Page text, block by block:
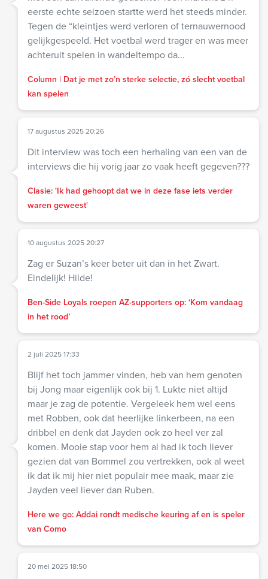
eerste echte seizoen startte werd het steeds minder.
Tegen de “kleintjes werd verloren of ternauwernood
gelijkgespeeld. Het voetbal werd trager en was meer
achteruit spelen in wandeltempo da...
Column | Dat je met zo’n sterke selectie, zó slecht voetbal
kan spelen
17 augustus 2025 20:26
Dit interview was toch een herhaling van een van de
interviews die hij vorig jaar zo vaak heeft gegeven???
Clasie: 'Ik had gehoopt dat we in deze fase iets verder
waren geweest'
10 augustus 2025 20:27
Zag er Suzan’s keer beter uit dan in het Zwart.
Eindelijk! Hilde!
Ben-Side Loyals roepen AZ-supporters op: ‘Kom vandaag
in het rood’
2 juli 2025 17:33
Blijf het toch jammer vinden, heb van hem genoten
bij Jong maar eigenlijk ook bij 1. Lukte niet altijd
maar je zag de potentie. Vergeleek hem wel eens
met Robben, ook dat heerlijke linkerbeen, na een
dribbel en denk dat Jayden ook zo heel ver zal
komen. Mooie stap voor hem al had ik toch liever
gezien dat van Bommel zou vertrekken, ook al weet
ik dat ik mij hier niet populair mee maak, maar zie
Jayden veel liever dan Ruben.
Here we go: Addai rondt medische keuring af en is speler
van Como
20 mei 2025 18:50